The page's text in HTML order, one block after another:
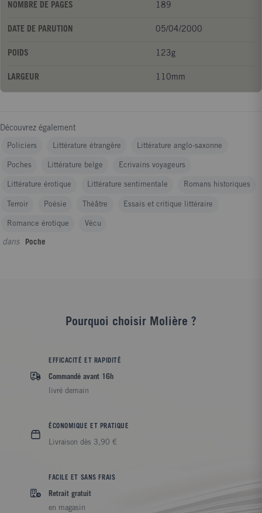
NOMBRE DE PAGES 189
DATE DE PARUTION 05/04/2000
POIDS 123g
LARGEUR 110mm
Découvrez également
Policiers Littérature étrangère Littérature anglo-saxonne
Poches Littérature belge Ecrivains voyageurs
Littérature érotique Littérature sentimentale Romans historiques
Terroir Poésie Théâtre Essais et critique littéraire
Romance érotique Vécu
dans Poche
Pourquoi choisir Molière ?
EFFICACITÉ ET RAPIDITÉ
Commandé avant 16h
livré demain
ÉCONOMIQUE ET PRATIQUE
Livraison dès 3,90 €
FACILE ET SANS FRAIS
Retrait gratuit
en magasin